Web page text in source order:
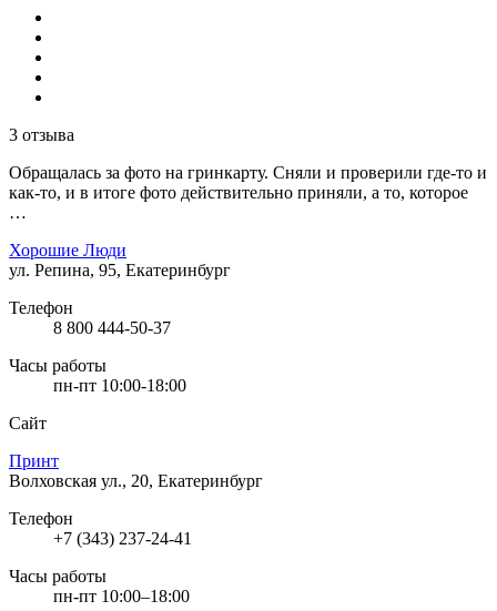
3 отзыва
Обращалась за фото на гринкарту. Сняли и проверили где-то и
как-то, и в итоге фото действительно приняли, а то, которое
…
Хорошие Люди
ул. Репина, 95, Екатеринбург
Телефон
8 800 444-50-37
Часы работы
пн-пт 10:00-18:00
Сайт
Принт
Волховская ул., 20, Екатеринбург
Телефон
+7 (343) 237-24-41
Часы работы
пн-пт 10:00–18:00